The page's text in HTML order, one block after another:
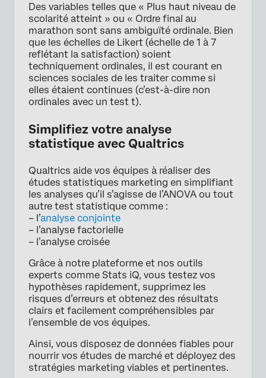
Des variables telles que « Plus haut niveau de
scolarité atteint » ou « Ordre final au
marathon sont sans ambiguïté ordinale. Bien
que les échelles de Likert (échelle de 1 à 7
reflétant la satisfaction) soient
techniquement ordinales, il est courant en
sciences sociales de les traiter comme si
elles étaient continues (c’est-à-dire non
ordinales avec un test t).
Simplifiez votre analyse
statistique avec Qualtrics
Qualtrics aide vos équipes à réaliser des
études statistiques marketing en simplifiant
les analyses qu’il s’agisse de l’ANOVA ou tout
autre test statistique comme :
– l’analyse conjointe
– l’analyse factorielle
– l’analyse croisée
Grâce à notre plateforme et nos outils
experts comme Stats iQ, vous testez vos
hypothèses rapidement, supprimez les
risques d’erreurs et obtenez des résultats
clairs et facilement compréhensibles par
l’ensemble de vos équipes.
Ainsi, vous disposez de données fiables pour
nourrir vos études de marché et déployez des
stratégies marketing viables et pertinentes.